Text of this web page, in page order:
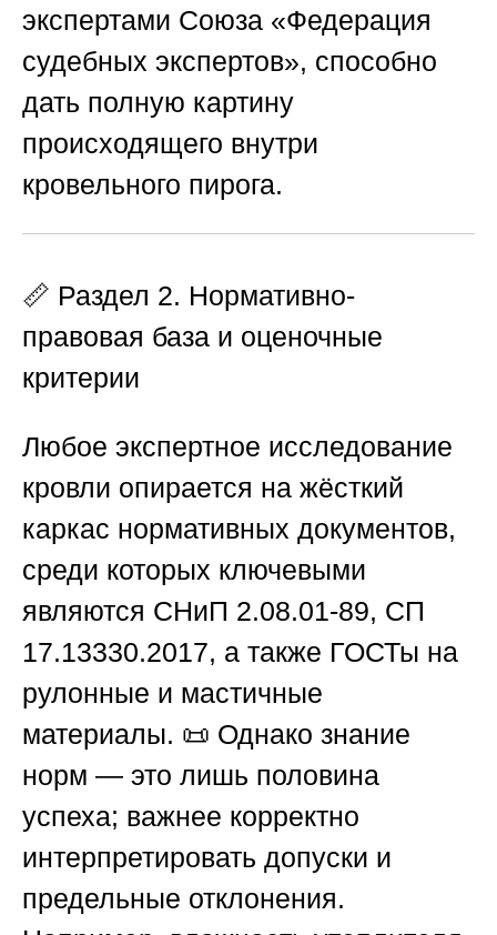
экспертами Союза «Федерация
судебных экспертов», способно
дать полную картину
происходящего внутри
кровельного пирога.
📏 Раздел 2. Нормативно-
правовая база и оценочные
критерии
Любое экспертное исследование
кровли опирается на жёсткий
каркас нормативных документов,
среди которых ключевыми
являются СНиП 2.08.01-89, СП
17.13330.2017, а также ГОСТы на
рулонные и мастичные
материалы. 📜 Однако знание
норм — это лишь половина
успеха; важнее корректно
интерпретировать допуски и
предельные отклонения.